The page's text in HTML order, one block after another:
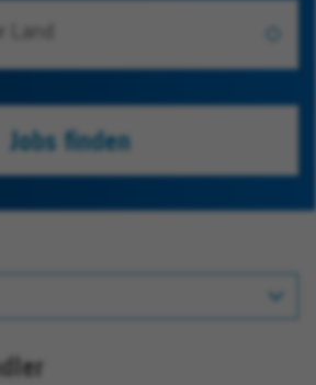
Jobs finden